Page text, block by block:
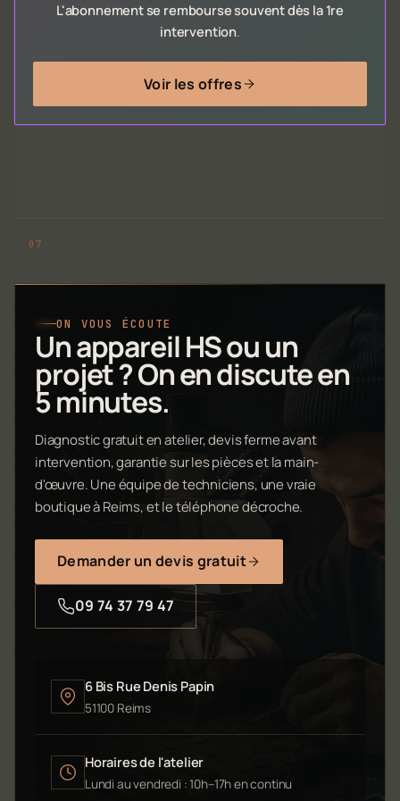
L'abonnement se rembourse souvent dès la 1re
intervention.
Voir les offres
ON VOUS ÉCOUTE
Un appareil HS ou un
projet ? On en discute en
5 minutes.
Diagnostic gratuit en atelier, devis ferme avant
intervention, garantie sur les pièces et la main-
d'œuvre. Une équipe de techniciens, une vraie
boutique à Reims, et le téléphone décroche.
Demander un devis gratuit
09 74 37 79 47
6 Bis Rue Denis Papin
51100 Reims
Horaires de l'atelier
Lundi au vendredi : 10h–17h en continu